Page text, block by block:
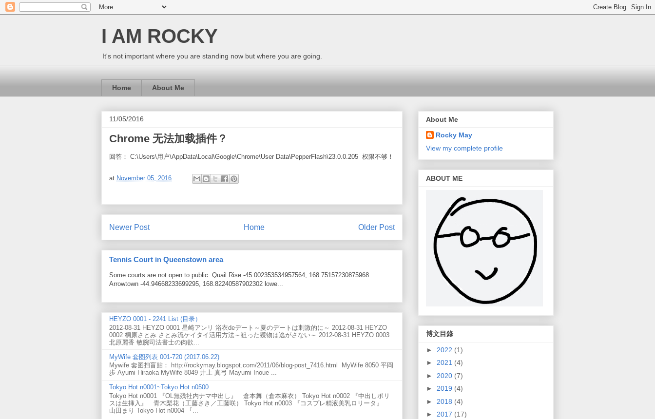
I AM ROCKY
It's not important where you are standing now but where you are going.
Home About Me
11/05/2016
Chrome 无法加载插件？
回答： C:\Users\用户\AppData\Local\Google\Chrome\User Data\PepperFlash\23.0.0.205 权限不够！
at November 05, 2016
Newer Post Older Post
Home
Tennis Court in Queenstown area
Some courts are not open to public Quail Rise -45.002353534957564, 168.75157230875968
Arrowtown -44.94668233699295, 168.82240587902302 lowe...
HEYZO 0001 - 2241 List (目录）
2012-08-31 HEYZO 0001 星崎アンリ 浴衣deデート～夏のデートは刺激的に～ 2012-08-31 HEYZO
0002 桐原さとみ さとみ流ケイタイ活用方法～狙った獲物は逃がさない～ 2012-08-31 HEYZO 0003
北原麗香 敏腕司法書士の肉欲...
MyWife 套图列表 001-720 (2017.06.22)
Mywife 套图扫盲贴： http://rockymay.blogspot.com/2011/06/blog-post_7416.html MyWife 8050 平岡
歩 Ayumi Hiraoka MyWife 8049 井上 真弓 Mayumi Inoue ...
Tokyo Hot n0001~Tokyo Hot n0500
Tokyo Hot n0001 『OL無残社内ナマ中出し』 倉本舞（倉本麻衣） Tokyo Hot n0002 『中出しポリ
スは生挿入』 青木梨花（工藤さき／工藤咲） Tokyo Hot n0003 『コスプレ精液美乳ロリータ』
山田まり Tokyo Hot n0004 『...
About Me
Rocky May
View my complete profile
ABOUT ME
博文目錄
► 2022 (1)
► 2021 (4)
► 2020 (7)
► 2019 (4)
► 2018 (4)
► 2017 (17)